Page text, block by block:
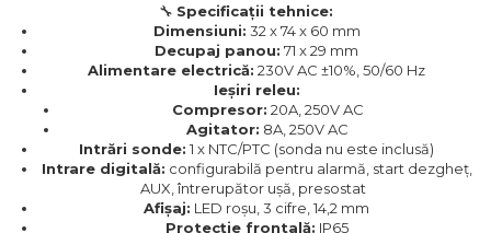
🔧 Specificații tehnice:
Dimensiuni: 32 x 74 x 60 mm​
Decupaj panou: 71 x 29 mm​
Alimentare electrică: 230V AC ±10%, 50/60 Hz​
Ieșiri releu:
Compresor: 20A, 250V AC​
Agitator: 8A, 250V AC
Intrări sonde: 1 x NTC/PTC (sonda nu este inclusă)​
Intrare digitală: configurabilă pentru alarmă, start dezgheț,
AUX, întrerupător ușă, presostat​
Afișaj: LED roșu, 3 cifre, 14,2 mm​
Protecție frontală: IP65​